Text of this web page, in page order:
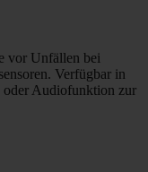
vor Unfällen bei
Verfügbar in
oder Audiofunktion zur